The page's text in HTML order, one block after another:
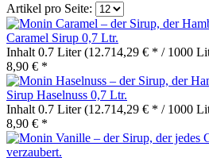
Artikel pro Seite:
Caramel Sirup 0,7 Ltr.
Inhalt 0.7 Liter(12.714,29 € * / 1000
8,90 € *
Sirup Haselnuss 0,7 Ltr.
Inhalt 0.7 Liter(12.714,29 € * / 1000
8,90 € *